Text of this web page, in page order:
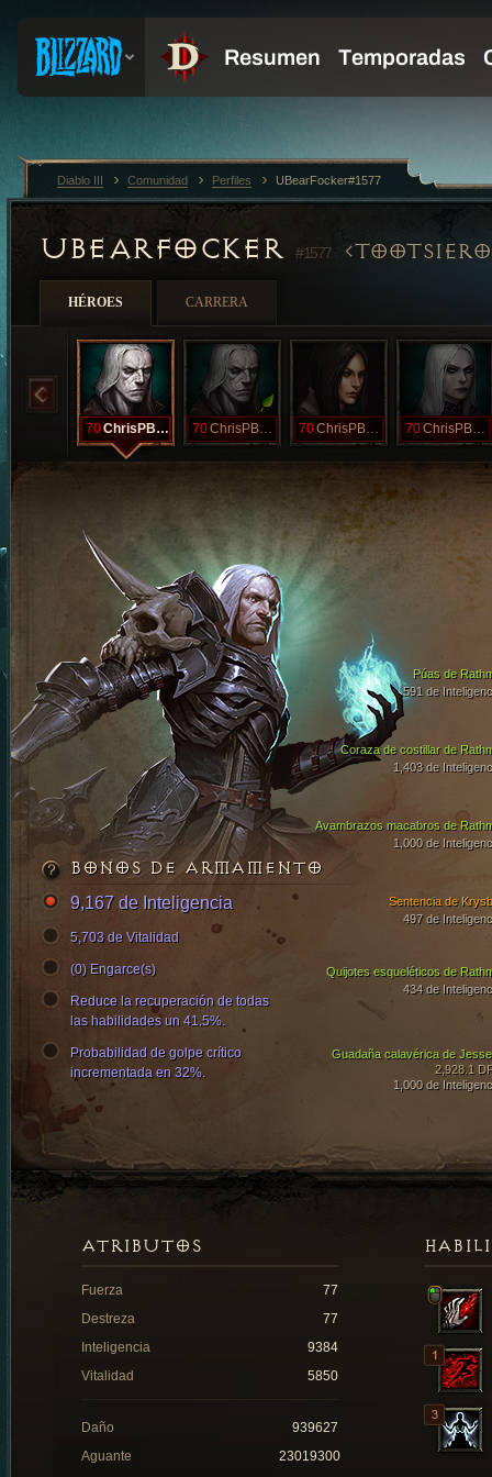
UBEARFOCKER #1577
HÉROES CARRERA
70 ChrisPBacon 70 ChrisPBacon 70 ChrisPBacon 70 ChrisPBacon
Coraza de costillar de
1,403 de
Avambrazos macabros de
1,000 de
Púas de
591 de
Quijotes esqueléticos de
434 de
Guadaña calavérica de
2,928.1
1,000 de
Sentencia de
497 de
BONOS DE ARMAMENTO
9,167 de Inteligencia
5,703 de Vitalidad
(0) Engarce(s)
Reduce la recuperación de todas
las habilidades un 41.5%.
Probabilidad de golpe crítico
incrementada en 32%.
ATRIBUTOS
Fuerza
77
Destreza
77
Inteligencia
9384
Vitalidad
5850
Daño
939627
Aguante
23019300
Diablo III Comunidad Perfiles UBearFocker#1577